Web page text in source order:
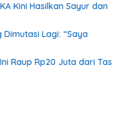
Kini Hasilkan Sayur dan
Lagi: “Saya
Raup Rp20 Juta dari Tas